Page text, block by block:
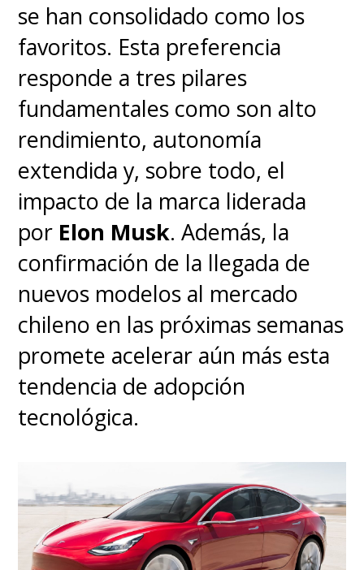
se han consolidado como los
favoritos. Esta preferencia
responde a tres pilares
fundamentales como son alto
rendimiento, autonomía
extendida y, sobre todo, el
impacto de la marca liderada
por Elon Musk. Además, la
confirmación de la llegada de
nuevos modelos al mercado
chileno en las próximas semanas
promete acelerar aún más esta
tendencia de adopción
tecnológica.